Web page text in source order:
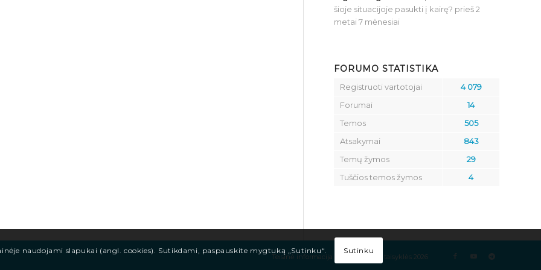
šioje situacijoje pasukti į kairę? prieš 2
metai 7 mėnesiai
FORUMO STATISTIKA
Registruoti vartotojai
4 079
Forumai
14
Temos
505
Atsakymai
843
Temų žymos
29
Tuščios temos žymos
4
Teisinė informacija Kelių eismo taisyklės 2026
naudojami slapukai (angl. cookies). Sutikdami, paspauskite mygtuką „Sutinku“. Sutinku